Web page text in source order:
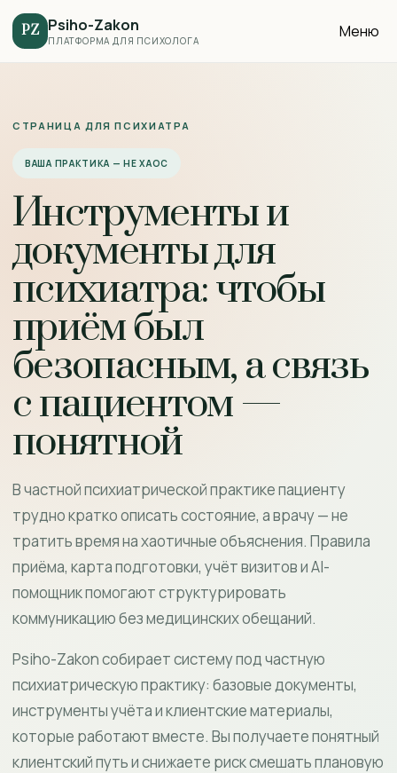
PZ Psiho-Zakon
ПЛАТФОРМА ДЛЯ ПСИХОЛОГА Меню
СТРАНИЦА ДЛЯ ПСИХИАТРА
ВАША ПРАКТИКА — НЕ ХАОС
Инструменты и
документы для
психиатра: чтобы
приём был
безопасным, а связь
с пациентом —
понятной
В частной психиатрической практике пациенту
трудно кратко описать состояние, а врачу — не
тратить время на хаотичные объяснения. Правила
приёма, карта подготовки, учёт визитов и AI-
помощник помогают структурировать
коммуникацию без медицинских обещаний.
Psiho-Zakon собирает систему под частную
психиатрическую практику: базовые документы,
инструменты учёта и клиентские материалы,
которые работают вместе. Вы получаете понятный
клиентский путь и снижаете риск смешать плановую